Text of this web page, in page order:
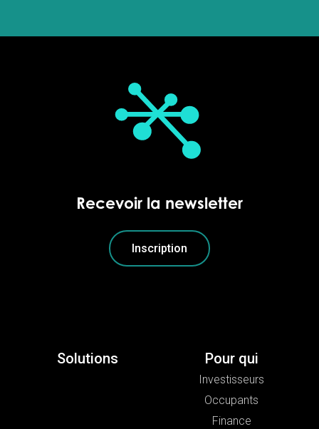
Recevoir la newsletter
Inscription
Solutions Pour qui
Investisseurs
Occupants
Finance